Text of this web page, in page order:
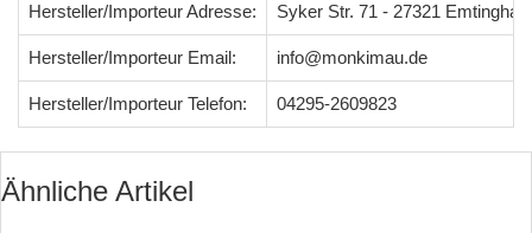
Hersteller/Importeur Adresse: Syker Str. 71 - 27321
Hersteller/Importeur Email: info@monkimau.de
Hersteller/Importeur Telefon: 04295-2609823
Ähnliche Artikel